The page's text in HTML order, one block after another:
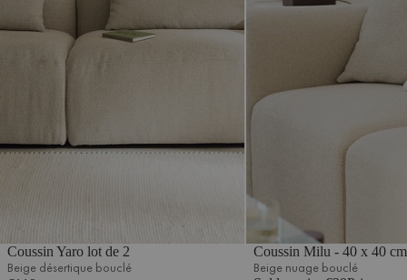
Coussin Yaro lot de 2
Beige désertique bouclé
Coussin Milu - 40 x 40 cm
Beige nuage bouclé